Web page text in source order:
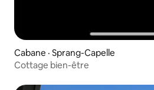
Cabane · Sprang-Capelle
Cottage bien-être